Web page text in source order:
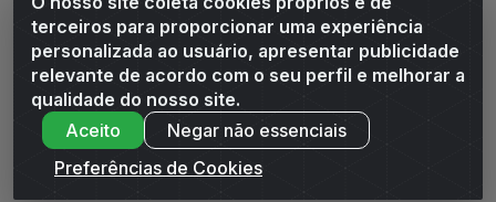
terceiros para proporcionar uma experiência
personalizada ao usuário, apresentar publicidade
relevante de acordo com o seu perfil e melhorar a
qualidade do nosso site.
Aceito
Negar não essenciais
Preferências de Cookies
Baixe o Aplicativo